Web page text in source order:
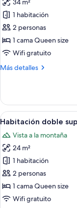
fotos
de
Suite
junior
34 m²
1 habitación
2 personas
1 cama Queen size
Wifi gratuito
Más detalles
Más
junior
Ver
todas
las
fotos
de
Habitación
doble
superior
5
Habitación doble
Vista a la montaña
24 m²
1 habitación
2 personas
1 cama Queen size
Wifi gratuito